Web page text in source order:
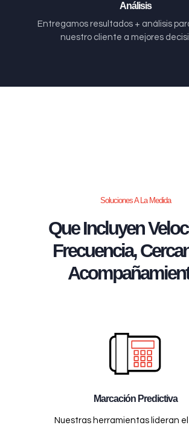
Análisis
Entregamos resultados + análisis
nuestro cliente a mejores
Soluciones A La Medida
Que Incluyen
Frecuencia,
Marcación Predictiva
Nuestras herramientas lideran